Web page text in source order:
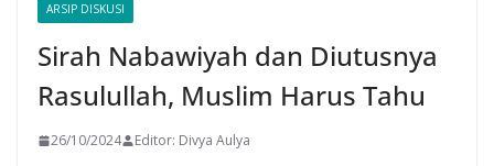
ARSIP DISKUSI
Sirah Nabawiyah dan Diutusnya
Rasulullah, Muslim Harus Tahu
26/10/2024 Editor: Divya Aulya